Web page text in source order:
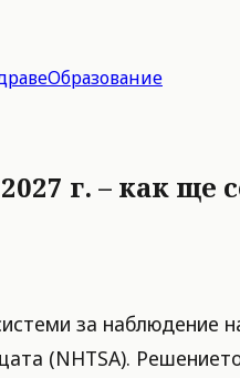
Образование
г. – как ще
за наблюдение
(NHTSA).